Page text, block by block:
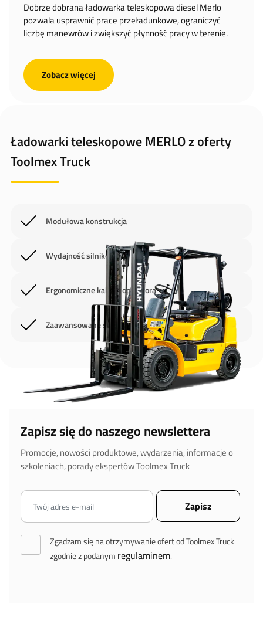
Dobrze dobrana ładowarka teleskopowa diesel Merlo
pozwala usprawnić prace przeładunkowe, ograniczyć
liczbę manewrów i zwiększyć płynność pracy w terenie.
Zobacz więcej
Ładowarki teleskopowe MERLO z oferty
Toolmex Truck
Modułowa konstrukcja
Wydajność silników
Ergonomiczne kabiny operatora
Zaawansowane systemy sterowania
Zapisz się do naszego newslettera
Promocje, nowości produktowe, wydarzenia, informacje o
szkoleniach, porady ekspertów Toolmex Truck
Zgadzam się na otrzymywanie ofert od Toolmex Truck
zgodnie z podanym regulaminem.